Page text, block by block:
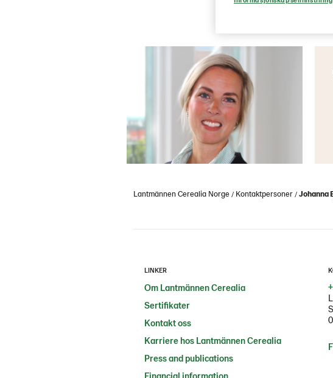
Lantmännen Cerealia Norge Kontaktpersoner Johanna
LINKER
Om Lantmännen Cerealia
Sertifikater
Kontakt oss
Karriere hos Lantmännen Cerealia
Press and publications
Financial information